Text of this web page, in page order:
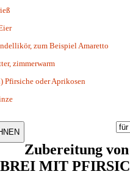
zum Beispiel Amaretto
zimmerwarm
Pfirsiche oder Aprikosen
Zubereitung von
MIT PFIRSICH